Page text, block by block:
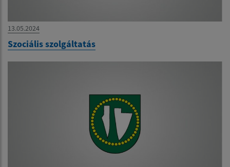
13.05.2024
Szociális szolgáltatás